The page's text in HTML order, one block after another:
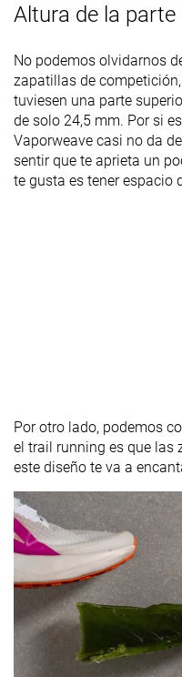
Altura de la parte
No podemos olvidarnos
zapatillas de
tuviesen una parte
de solo 24,5 mm. Por si
Vaporweave casi no da
sentir que te aprieta un
te gusta es tener espacio
Por otro lado, podemos
el trail running es que las
este diseño te va a